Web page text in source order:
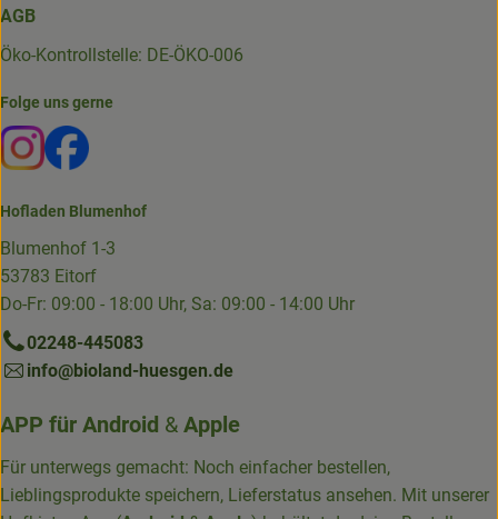
AGB
Öko-Kontrollstelle: DE-ÖKO-006
Folge uns gerne
Externer Link zu https://www.instagram.com/die.hofkiste/
Externer Link zu https://www.facebook.com/p/Die-
Hofladen Blumenhof
Blumenhof 1-3
53783 Eitorf
Do-Fr: 09:00 - 18:00 Uhr, Sa: 09:00 - 14:00 Uhr
02248-445083
info@bioland-huesgen.de
APP für Android & Apple
Für unterwegs gemacht: Noch einfacher bestellen,
Lieblingsprodukte speichern, Lieferstatus ansehen. Mit unserer